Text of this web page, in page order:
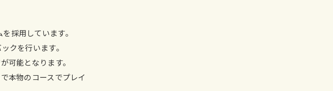
採用しています。
クを行います。
可能となります。
本物のコースでプレイ